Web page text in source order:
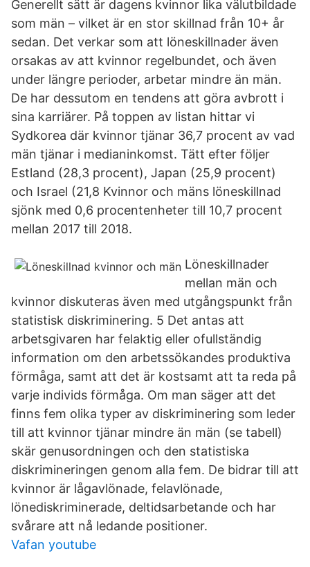
Generellt sätt är dagens kvinnor lika välutbildade
som män – vilket är en stor skillnad från 10+ år
sedan. Det verkar som att löneskillnader även
orsakas av att kvinnor regelbundet, och även
under längre perioder, arbetar mindre än män.
De har dessutom en tendens att göra avbrott i
sina karriärer. På toppen av listan hittar vi
Sydkorea där kvinnor tjänar 36,7 procent av vad
män tjänar i medianinkomst. Tätt efter följer
Estland (28,3 procent), Japan (25,9 procent)
och Israel (21,8 Kvinnor och mäns löneskillnad
sjönk med 0,6 procentenheter till 10,7 procent
mellan 2017 till 2018.
Löneskillnader
mellan män och
kvinnor diskuteras även med utgångspunkt från
statistisk diskriminering. 5 Det antas att
arbetsgivaren har felaktig eller ofullständig
information om den arbetssökandes produktiva
förmåga, samt att det är kostsamt att ta reda på
varje individs förmåga. Om man säger att det
finns fem olika typer av diskriminering som leder
till att kvinnor tjänar mindre än män (se tabell)
skär genusordningen och den statistiska
diskrimineringen genom alla fem. De bidrar till att
kvinnor är lågavlönade, felavlönade,
lönediskriminerade, deltidsarbetande och har
svårare att nå ledande positioner.
Vafan youtube